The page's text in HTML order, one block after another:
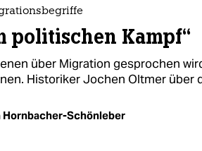
politischen Kampf“
über Migration gesprochen
Historiker Jochen Oltmer über
Hornbacher-Schönleber